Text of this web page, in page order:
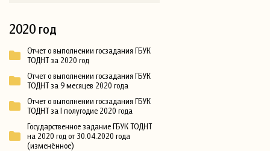
2020 год
Отчет о выполнении госзадания ГБУК
ТОДНТ за 2020 год
Отчет о выполнении госзадания ГБУК
ТОДНТ за 9 месяцев 2020 года
Отчет о выполнении госзадания ГБУК
ТОДНТ за I полугодие 2020 года
Государственное задание ГБУК ТОДНТ
на 2020 год от 30.04.2020 года
(изменённое)